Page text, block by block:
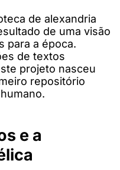
de alexandria
de uma visão
para a época.
de textos
projeto nasceu
repositório
e a